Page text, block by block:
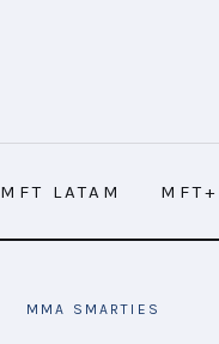
MFT LATAM MFT+
MMA SMARTIES